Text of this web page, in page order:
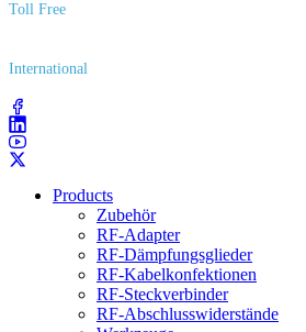
Toll Free
International
Products
Zubehör
RF-Adapter
RF-Dämpfungsglieder
RF-Kabelkonfektionen
RF-Steckverbinder
RF-Abschlusswiderstände